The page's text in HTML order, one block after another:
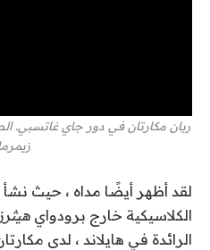
ريان مكارتان في دور جاي غاتسبي.
الكلاسيكية خارج برودواي
الرائدة في هايلاند ، لدى